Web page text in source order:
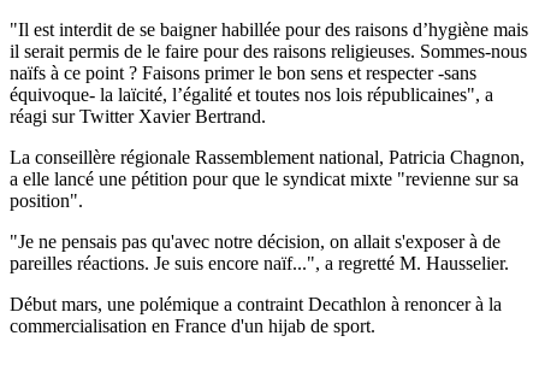
"Il est interdit de se baigner habillée pour des raisons d’hygiène mais
il serait permis de le faire pour des raisons religieuses. Sommes-nous
naïfs à ce point ? Faisons primer le bon sens et respecter -sans
équivoque- la laïcité, l’égalité et toutes nos lois républicaines", a
réagi sur Twitter Xavier Bertrand.
La conseillère régionale Rassemblement national, Patricia Chagnon,
a elle lancé une pétition pour que le syndicat mixte "revienne sur sa
position".
"Je ne pensais pas qu'avec notre décision, on allait s'exposer à de
pareilles réactions. Je suis encore naïf...", a regretté M. Hausselier.
Début mars, une polémique a contraint Decathlon à renoncer à la
commercialisation en France d'un hijab de sport.